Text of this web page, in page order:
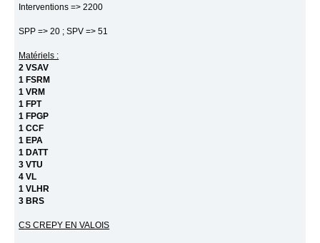
Interventions => 2200
SPP => 20 ; SPV => 51
Matériels :
2 VSAV
1 FSRM
1 VRM
1 FPT
1 FPGP
1 CCF
1 EPA
1 DATT
3 VTU
4 VL
1 VLHR
3 BRS
CS CREPY EN VALOIS